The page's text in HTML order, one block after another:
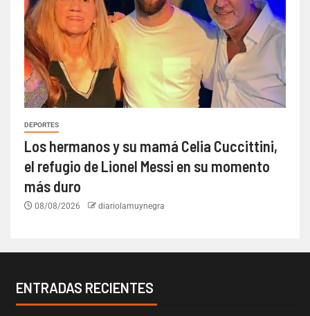
DEPORTES
Los hermanos y su mamá Celia Cuccittini,
el refugio de Lionel Messi en su momento
más duro
08/08/2026 diariolamuynegra
ENTRADAS RECIENTES